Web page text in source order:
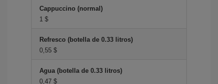
Cappuccino (normal)
1 $
Refresco (botella de 0.33 litros)
0,55 $
Agua (botella de 0.33 litros)
0,47 $